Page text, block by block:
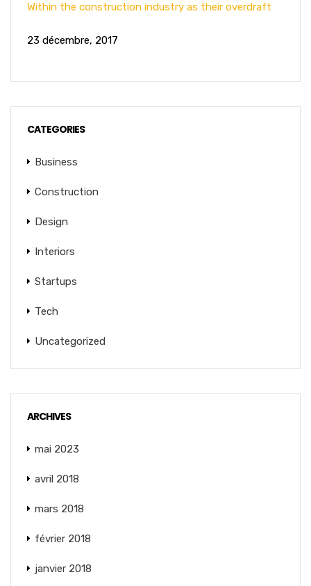
Within the construction industry as their overdraft
23 décembre, 2017
CATEGORIES
Business
Construction
Design
Interiors
Startups
Tech
Uncategorized
ARCHIVES
mai 2023
avril 2018
mars 2018
février 2018
janvier 2018